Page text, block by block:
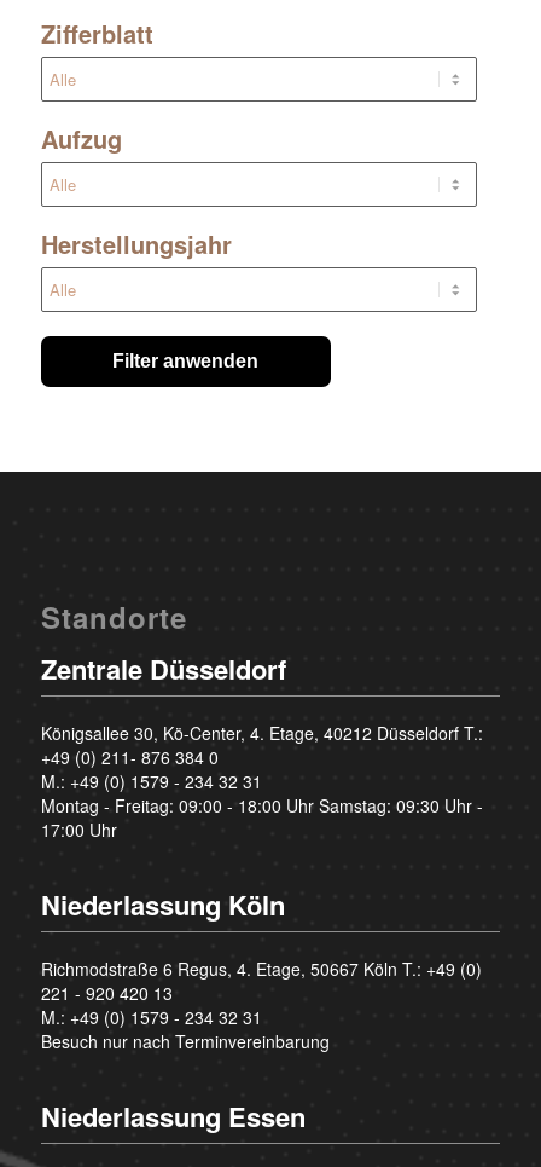
Zifferblatt
Aufzug
Herstellungsjahr
Filter anwenden
Standorte
Zentrale Düsseldorf
Königsallee 30, Kö-Center, 4. Etage, 40212 Düsseldorf T.:
+49 (0) 211- 876 384 0
M.: +49 (0) 1579 - 234 32 31
Montag - Freitag: 09:00 - 18:00 Uhr Samstag: 09:30 Uhr -
17:00 Uhr
Niederlassung Köln
Richmodstraße 6 Regus, 4. Etage, 50667 Köln T.: +49 (0)
221 - 920 420 13
M.: +49 (0) 1579 - 234 32 31
Besuch nur nach Terminvereinbarung
Niederlassung Essen